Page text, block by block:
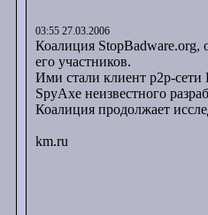
03:55 27.03.2006
Коалиция StopBadware.org,
его участников.
Ими стали клиент p2p-сети
SpyAxe неизвестного
Коалиция продолжает
km.ru